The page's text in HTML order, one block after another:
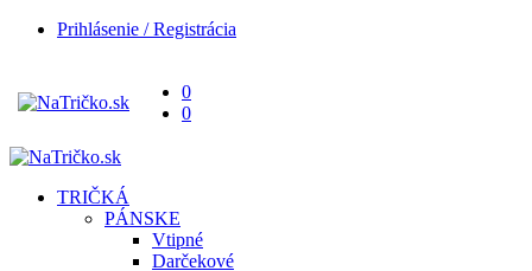
Prihlásenie / Registrácia
0
0
TRIČKÁ
PÁNSKE
Vtipné
Darčekové